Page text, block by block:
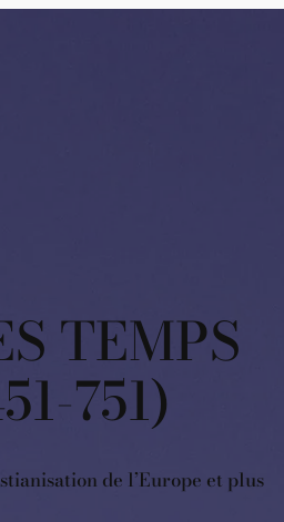
TEMPS
751)
de l’Europe et plus